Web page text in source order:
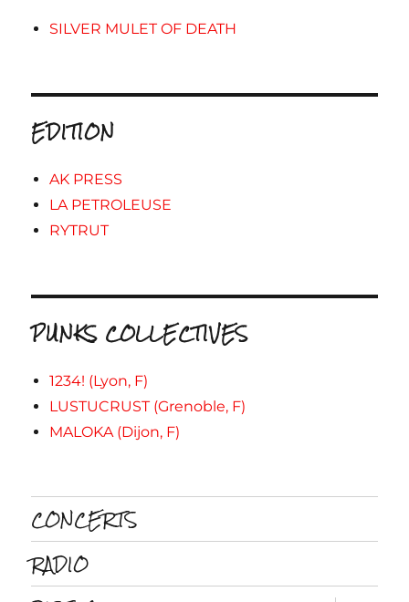
SILVER MULET OF DEATH
EDITION
AK PRESS
LA PETROLEUSE
RYTRUT
PUNKS COLLECTIVES
1234! (Lyon, F)
LUSTUCRUST (Grenoble, F)
MALOKA (Dijon, F)
CONCERTS
RADIO